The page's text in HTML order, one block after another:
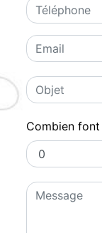
Combien